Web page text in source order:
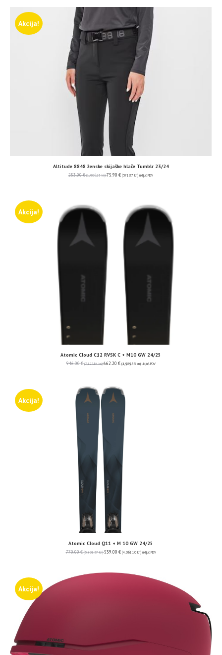
Akcija!
Altitude 8848 ženske skijaške hlače Tumblr 23/24
253.00€ (1,906.23 kn) 75.90 € (571.87 kn) uključ. PDV
Akcija!
Atomic Cloud C12 RVSK C + M10 GW 24/25
946.00€ (7,127.64 kn) 662.20 € (4,989.35 kn) uključ. PDV
Akcija!
Atomic Cloud Q11 + M 10 GW 24/25
770.00€ (5,801.57 kn) 539.00 € (4,061.10 kn) uključ. PDV
Akcija!